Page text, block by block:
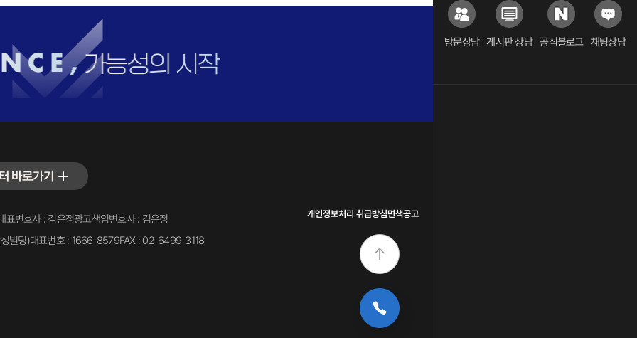
방문상담 게시판 상담 공식블로그 채팅상담
바로가기
표변호사 : 김은정광고책임변호사 : 김은정
빌딩)대표번호 : 1666-8579FAX : 02-6499-3118
개인정보처리 취급방침면책공고